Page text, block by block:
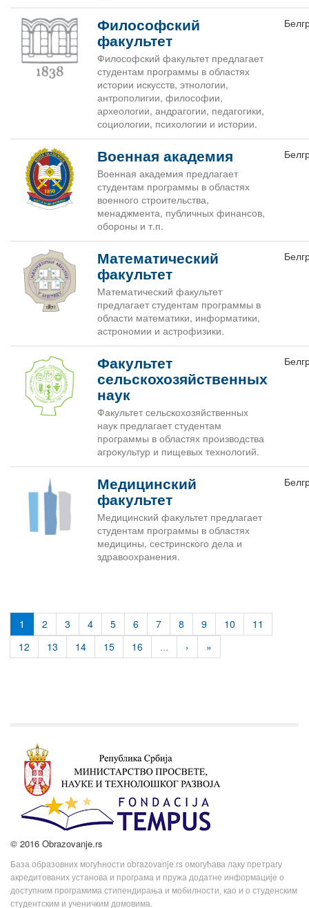
Философский
факультет
Философский факультет предлагает
студентам программы в областях
истории искусств, этнологии,
антрополигии, философии,
археологии, андрагогии, педагогики,
социологии, психологии и истории.
Военная академия
Военная академия предлагает
студентам программы в областях
военного строительства,
менаджмента, публичных финансов,
обороны и т.п.
Математический
факультет
Математический факультет
предлагает студентам программы в
области математики, информатики,
астрономии и астрофизики.
Факультет
сельскохозяйственных
наук
Факультет сельскохозяйственных
наук предлагает студентам
программы в областях производства
агрокультур и пищевых технологий.
Медицинский
факультет
Медицинский факультет предлагает
студентам программы в областях
медицины, сестринского дела и
здравоохранения.
1 2 3 4 5 6 7 8 9 10
11
12
13 14 15 16 ... › »
© 2016 Obrazovanje.rs
База образовних могућности obrazovanje.rs омогућава лаку претрагу
акредитованих установа и програма и пружа додатне информације о
доступним програмима стипендирања и мобилности, као и о студенским
студентским и ученичким домовима.